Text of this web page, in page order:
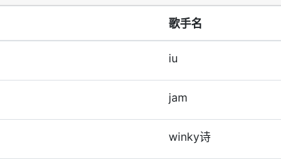
歌手名
iu
jam
winky诗